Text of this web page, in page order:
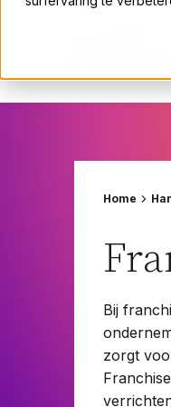
Huurrecht
Insolventie
Intellectueel
Omgevings-
Omgevings- en
Pensioenrecht
Vastgoedrecht
Verzekeringsrecht
Home
Bij
zorgt